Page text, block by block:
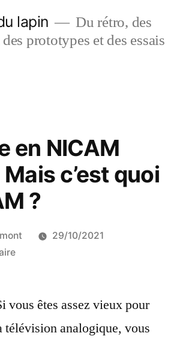
lapin
Du rétro, des
prototypes et des essais
en NICAM
c’est quoi
?
29/10/2021
sur
NICAM
Mais
êtes assez vieux pour
télévision analogique, vous